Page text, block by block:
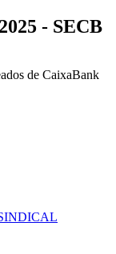
- SECB
de CaixaBank